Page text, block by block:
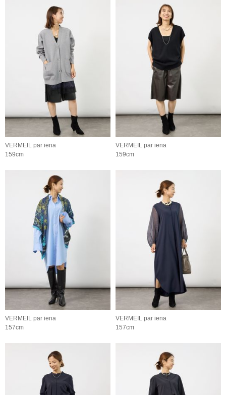
VERMEIL par iena
159cm
VERMEIL par iena
159cm
VERMEIL par iena
157cm
VERMEIL par iena
157cm